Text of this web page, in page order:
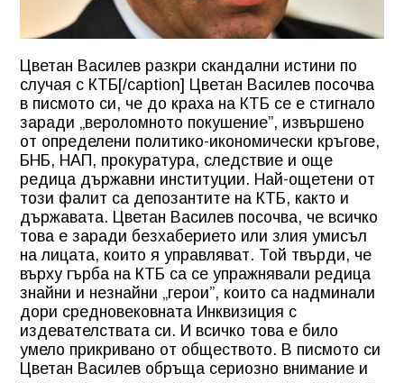
Цветан Василев разкри скандални истини по
случая с КТБ[/caption] Цветан Василев посочва
в писмото си, че до краха на КТБ се е стигнало
заради „вероломното покушение”, извършено
от определени политико-икономически кръгове,
БНБ, НАП, прокуратура, следствие и още
редица държавни институции. Най-ощетени от
този фалит са депозантите на КТБ, както и
държавата. Цветан Василев посочва, че всичко
това е заради безхаберието или злия умисъл
на лицата, които я управляват. Той твърди, че
върху гърба на КТБ са се упражнявали редица
знайни и незнайни „герои”, които са надминали
дори средновековната Инквизиция с
издевателствата си. И всичко това е било
умело прикривано от обществото. В писмото си
Цветан Василев обръща сериозно внимание и